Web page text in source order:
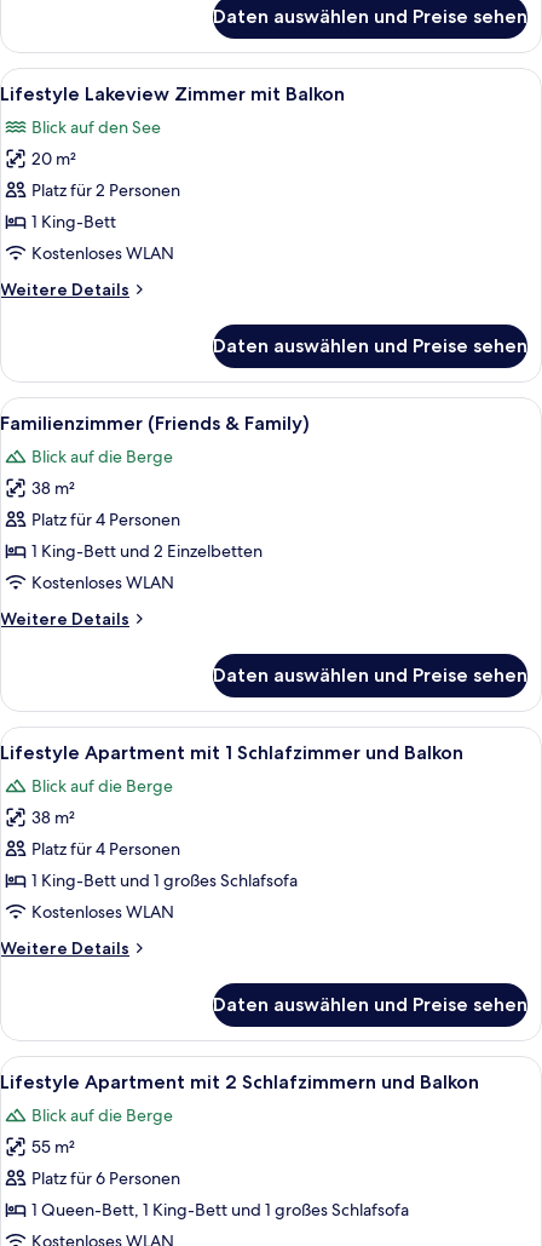
Mountainview
Zimmer
mit
Daten auswählen und Preise sehen
Alle
Fotos
für
Lifestyle
Lakeview
Zimmer
mit
anzeigen
Ein Hotelzimmer mit einem großen
11
Lifestyle Lakeview Zimmer mit Balkon
Blick auf den See
20 m²
Platz für 2 Personen
1 King-Bett
Kostenloses WLAN
Weitere Details
Weitere
Lakeview
Zimmer
mit
Daten auswählen und Preise sehen
Alle
Fotos
für
Familienzimmer
(Friends
&
Family)
Ein modernes Hotelzimmer mit
9
Familienzimmer (Friends & Family)
Blick auf die Berge
38 m²
Platz für 4 Personen
1 King-Bett und 2 Einzelbetten
Kostenloses WLAN
Weitere Details
Weitere
(Friends
&
Family)
Daten auswählen und Preise sehen
Alle
Fotos
für
Lifestyle
Apartment
mit
1
und
Ein modernes Hotelzimmer mit Sofa,
12
Lifestyle Apartment mit 1 Schlafzimmer und Balkon
Blick auf die Berge
38 m²
Platz für 4 Personen
1 King-Bett und 1 großes Schlafsofa
Kostenloses WLAN
Weitere Details
Weitere
Apartment
mit
1
Schlafzimmer
und
Balkon
Daten auswählen und Preise sehen
Alle
Fotos
für
Lifestyle
Apartment
mit
2
Ein modernes Wohnzimmer mit
12
Lifestyle Apartment mit 2 Schlafzimmern und Balkon
Blick auf die Berge
55 m²
Platz für 6 Personen
1 Queen-Bett, 1 King-Bett und 1 großes Schlafsofa
Kostenloses WLAN